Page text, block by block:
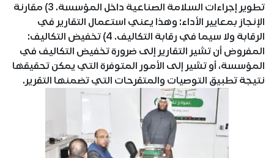
تطوير إجراءات السلامة الصناعية داخل المؤسسة. 3) مقارنة
الإنجاز بمعايير الأداء: وهذا يعني استعمال التقارير في
الرقابة ولا سيما في رقابة التكاليف. 4) تخفيض التكاليف:
المفروض أن تشير التقارير إلى ضرورة تخفيض التكاليف في
المؤسسة، أو تشير إلى الأمور المتوفرة التي يمكن تحقيقها
نتيجة تطبيق التوصيات والمتقرحات التي تضمنها التقرير.